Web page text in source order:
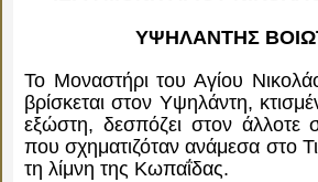
ΥΨΗΛΑΝΤΗΣ
Το Μοναστήρι του Αγίου
βρίσκεται στον Υψηλάντη,
εξώστη, δεσπόζει στον άλλοτε
που σχηματιζόταν ανάμεσα στο
τη λίμνη της Κωπαΐδας.